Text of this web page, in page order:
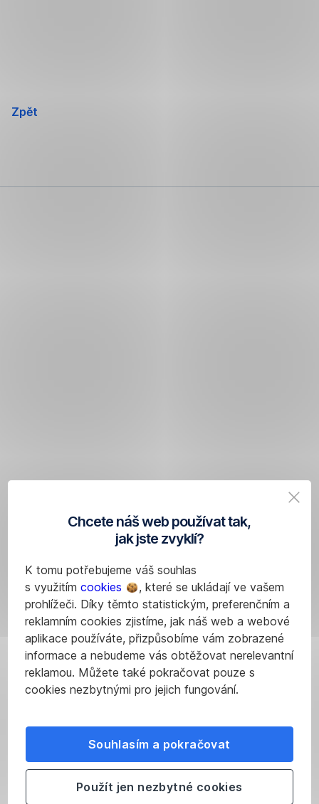
Chcete náš web používat tak,
jak jste zvyklí?
K tomu potřebujeme váš souhlas
s využitím cookies
, které se ukládají ve vašem
prohlížeči. Díky těmto statistickým, preferenčním a
reklamním cookies zjistíme, jak náš web a webové
aplikace používáte, přizpůsobíme vám zobrazené
informace a nebudeme vás obtěžovat nerelevantní
reklamou. Můžete také pokračovat pouze s
cookies nezbytnými pro jejich fungování.
Souhlasím a pokračovat
Použít jen nezbytné cookies
Zpět